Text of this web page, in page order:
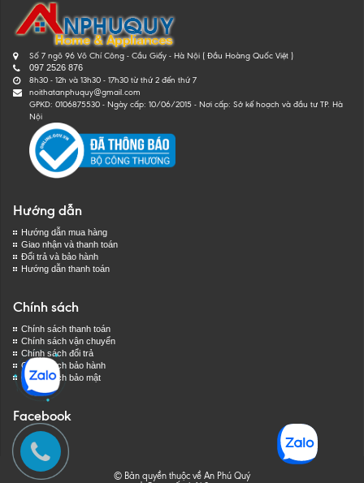
Số 7 ngõ 96 Võ Chí Công - Cầu Giấy - Hà Nội ( Đầu Hoàng Quốc Việt )
097 2526 876
8h30 - 12h và 13h30 - 17h30 từ thứ 2 đến thứ 7
noithatanphuquy@gmail.com
GPKD: 0106875530 - Ngày cấp: 10/06/2015 - Nơi cấp: Sở kế hoạch và đầu tư TP. Hà
Nội
Hướng dẫn
Hướng dẫn mua hàng
Giao nhận và thanh toán
Đổi trả và bảo hành
Hướng dẫn thanh toán
Chính sách
Chính sách thanh toán
Chính sách vận chuyển
Chính sách đổi trả
Chính sách bảo hành
Chính sách bảo mật
Facebook
© Bản quyền thuộc về An Phú Quý